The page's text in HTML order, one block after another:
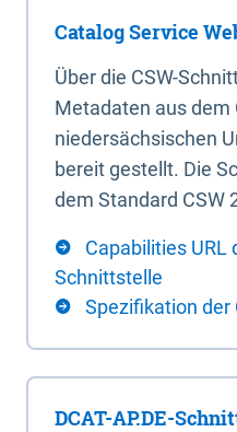
Catalog Service
Über die CSW-
Metadaten aus dem
niedersächsischen
bereit gestellt. Die
dem Standard CSW
Capabilities URL
Schnittstelle
Spezifikation der
DCAT-AP.DE-